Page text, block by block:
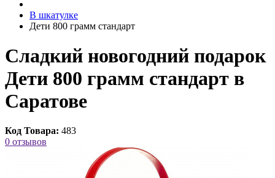
В шкатулке
Дети 800 грамм стандарт
Сладкий новогодний подарок
Дети 800 грамм стандарт в
Саратове
Код Товара: 483
0 отзывов